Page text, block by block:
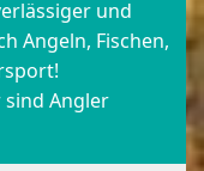
und
Angeln, Fischen,
sind Angler